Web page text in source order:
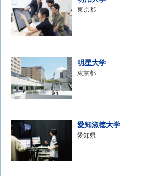
東京都
明星大学
東京都
愛知淑徳大学
愛知県